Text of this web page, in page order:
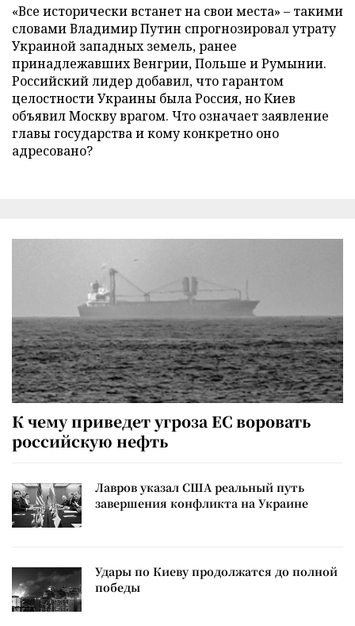
«Все исторически встанет на свои места» – такими
словами Владимир Путин спрогнозировал утрату
Украиной западных земель, ранее
принадлежавших Венгрии, Польше и Румынии.
Российский лидер добавил, что гарантом
целостности Украины была Россия, но Киев
объявил Москву врагом. Что означает заявление
главы государства и кому конкретно оно
адресовано?
К чему приведет угроза ЕС воровать
российскую нефть
Лавров указал США реальный путь
завершения конфликта на Украине
Удары по Киеву продолжатся до полной
победы